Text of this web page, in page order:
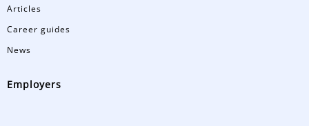
Articles
Career guides
News
Employers